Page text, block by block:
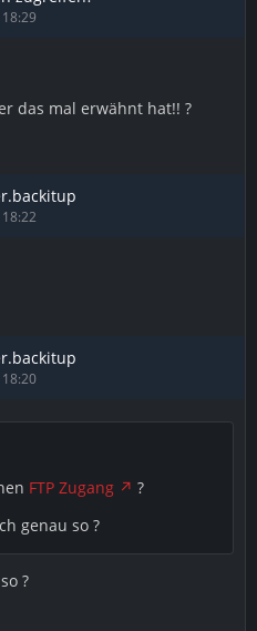
das mal erwähnt hat!! ?
FTP Zugang
?
genau so ?
?